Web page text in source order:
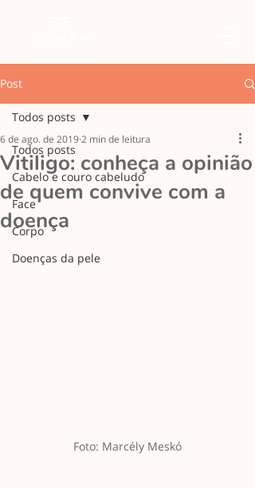
Post
Todos posts
Cabelo e couro cabeludo
Face
Corpo
Doenças da pele
Todos posts
Vitiligo: conheça a opinião
de quem convive com a
doença
6 de ago. de 20192 min de leitura
Foto: Marcély Meskó